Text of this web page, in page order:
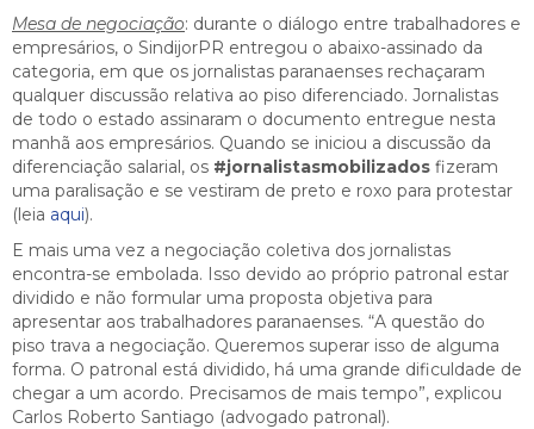
Mesa de negociação: durante o diálogo entre trabalhadores e
empresários, o SindijorPR entregou o abaixo-assinado da
categoria, em que os jornalistas paranaenses rechaçaram
qualquer discussão relativa ao piso diferenciado. Jornalistas
de todo o estado assinaram o documento entregue nesta
manhã aos empresários. Quando se iniciou a discussão da
diferenciação salarial, os #jornalistasmobilizados fizeram
uma paralisação e se vestiram de preto e roxo para protestar
(leia aqui).
E mais uma vez a negociação coletiva dos jornalistas
encontra-se embolada. Isso devido ao próprio patronal estar
dividido e não formular uma proposta objetiva para
apresentar aos trabalhadores paranaenses. “A questão do
piso trava a negociação. Queremos superar isso de alguma
forma. O patronal está dividido, há uma grande dificuldade de
chegar a um acordo. Precisamos de mais tempo”, explicou
Carlos Roberto Santiago (advogado patronal).